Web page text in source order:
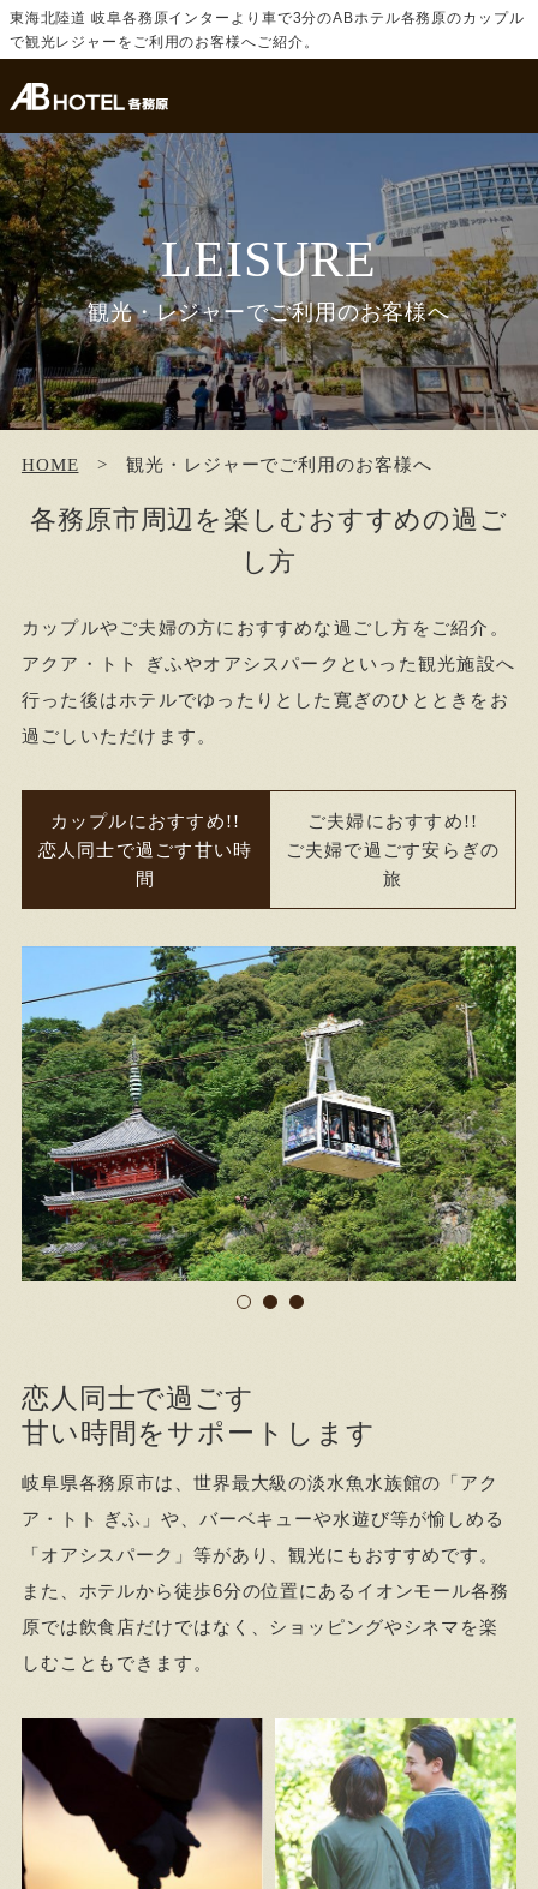
東海北陸道 岐阜各務原インターより車で3分のABホテル各務原のカップル
で観光レジャーをご利用のお客様へご紹介。
LEISURE
観光・レジャーでご利用のお客様へ
HOME 観光・レジャーでご利用のお客様へ
各務原市周辺を楽しむおすすめの過ご
し方
カップルやご夫婦の方におすすめな過ごし方をご紹介。
アクア・トト ぎふやオアシスパークといった観光施設へ
行った後はホテルでゆったりとした寛ぎのひとときをお
過ごしいただけます。
カップルにおすすめ!!
恋人同士で過ごす甘い時
間
ご夫婦におすすめ!!
ご夫婦で過ごす安らぎの
旅
恋人同士で過ごす
甘い時間をサポートします
岐阜県各務原市は、世界最大級の淡水魚水族館の「アク
ア・トト ぎふ」や、バーベキューや水遊び等が愉しめる
「オアシスパーク」等があり、観光にもおすすめです。
また、ホテルから徒歩6分の位置にあるイオンモール各務
原では飲食店だけではなく、ショッピングやシネマを楽
しむこともできます。